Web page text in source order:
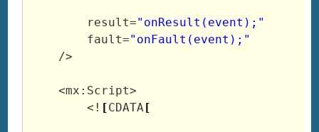
result="onResult(event);"
fault="onFault(event);"
/>
<mx:Script>
<! [CDATA [